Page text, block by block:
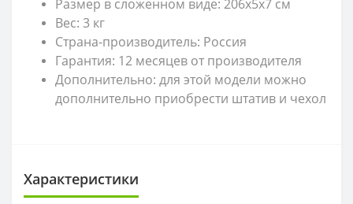
Размер в сложенном виде: 206х5х7 см
Вес: 3 кг
Страна-производитель: Россия
Гарантия: 12 месяцев от производителя
Дополнительно: для этой модели можно
дополнительно приобрести штатив и чехол
Характеристики